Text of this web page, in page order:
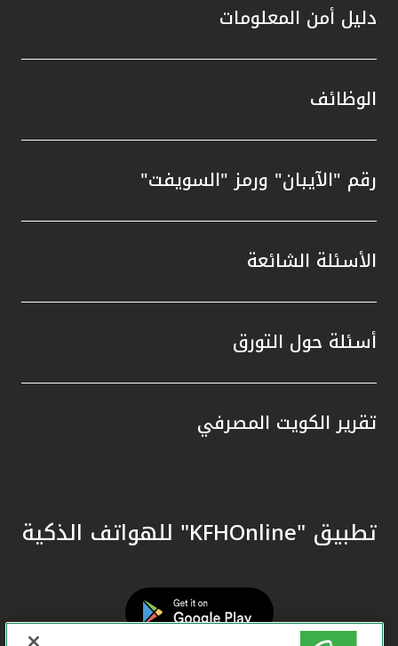
دليل أمن المعلومات
الوظائف
رقم "الآيبان" ورمز "السويفت"
الأسئلة الشائعة
أسئلة حول التورق
تقرير الكويت المصرفي
تطبيق "KFHOnline" للهواتف الذكية